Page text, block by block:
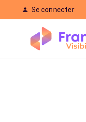
person Se connecter